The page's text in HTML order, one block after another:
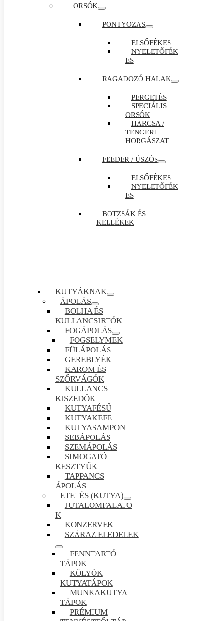
ORSÓK
PONTYOZÁS
ELSŐFÉKES
NYELETŐFÉK
ES
RAGADOZÓ HALAK
PERGETÉS
SPECIÁLIS
ORSÓK
HARCSA /
TENGERI
HORGÁSZAT
FEEDER / ÚSZÓS
ELSŐFÉKES
NYELETŐFÉK
ES
BOTZSÁK ÉS
KELLÉKEK
KUTYÁKNAK
ÁPOLÁS
BOLHA ÉS
KULLANCSIRTÓK
FOGÁPOLÁS
FOGSELYMEK
FÜLÁPOLÁS
GEREBLYÉK
KAROM ÉS
SZŐRVÁGÓK
KULLANCS
KISZEDŐK
KUTYAFÉSŰ
KUTYAKEFE
KUTYASAMPON
SEBÁPOLÁS
SZEMÁPOLÁS
SIMOGATÓ
KESZTYŰK
TAPPANCS
ÁPOLÁS
ETETÉS (KUTYA)
JUTALOMFALATO
K
KONZERVEK
SZÁRAZ ELEDELEK
FENNTARTÓ
TÁPOK
KÖLYÖK
KUTYATÁPOK
MUNKAKUTYA
TÁPOK
PRÉMIUM